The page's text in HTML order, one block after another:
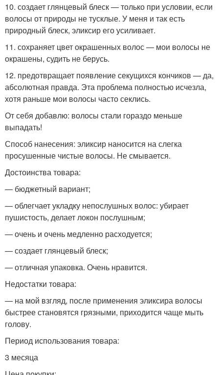
10. создает глянцевый блеск — только при условии, если
волосы от природы не тусклые. У меня и так есть
природный блеск, эликсир его усиливает.
11. сохраняет цвет окрашенных волос — мои волосы не
окрашены, судить не берусь.
12. предотвращает появление секущихся кончиков — да,
абсолютная правда. Эта проблема полностью исчезла,
хотя раньше мои волосы часто секлись.
От себя добавлю: волосы стали гораздо меньше
выпадать!
Способ нанесения: эликсир наносится на слегка
просушенные чистые волосы. Не смывается.
Достоинства товара:
— бюджетный вариант;
— облегчает укладку непослушных волос: убирает
пушистость, делает локон послушным;
— очень и очень медленно расходуется;
— создает глянцевый блеск;
— отличная упаковка. Очень нравится.
Недостатки товара:
— на мой взгляд, после применения эликсира волосы
быстрее становятся грязными, приходится чаще мыть
голову.
Период использования товара:
3 месяца